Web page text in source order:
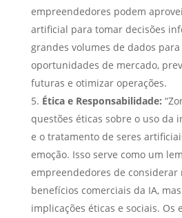
empreendedores podem
artificial para tomar decisões
grandes volumes de dados
oportunidades de mercado,
futuras e otimizar operações.
Ética e Responsabilidade:
questões éticas sobre o uso da
e o tratamento de seres
emoção. Isso serve como um
empreendedores de considerar
benefícios comerciais da IA,
implicações éticas e sociais. Os